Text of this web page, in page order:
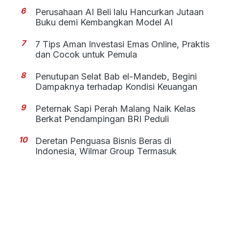
6
Perusahaan AI Beli lalu Hancurkan Jutaan
Buku demi Kembangkan Model AI
7
7 Tips Aman Investasi Emas Online, Praktis
dan Cocok untuk Pemula
8
Penutupan Selat Bab el-Mandeb, Begini
Dampaknya terhadap Kondisi Keuangan
9
Peternak Sapi Perah Malang Naik Kelas
Berkat Pendampingan BRI Peduli
10
Deretan Penguasa Bisnis Beras di
Indonesia, Wilmar Group Termasuk